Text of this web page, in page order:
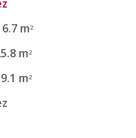
6.7 m2
m2
m2